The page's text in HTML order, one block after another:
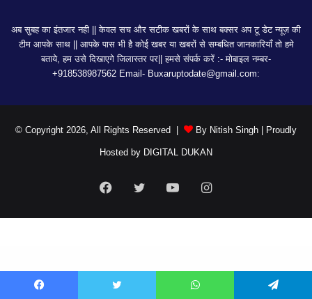
अब सुबह का इंतजार नही || केवल सच और सटीक खबरों के साथ बक्सर अप टू डेट न्यूज़ की
टीम आपके साथ || आपके पास भी है कोई खबर या खबरों से सम्बधित जानकारियाँ तो हमे
बताये, हम उसे दिखाएगे जिलास्तर पर|| हमसे संपर्क करें :- मोबाइल नम्बर-
+918538987562 Email- Buxaruptodate@gmail.com:
© Copyright 2026, All Rights Reserved | By Nitish Singh | Proudly
Hosted by DIGITAL DUKAN
Facebook
Twitter YouTubeInstagram